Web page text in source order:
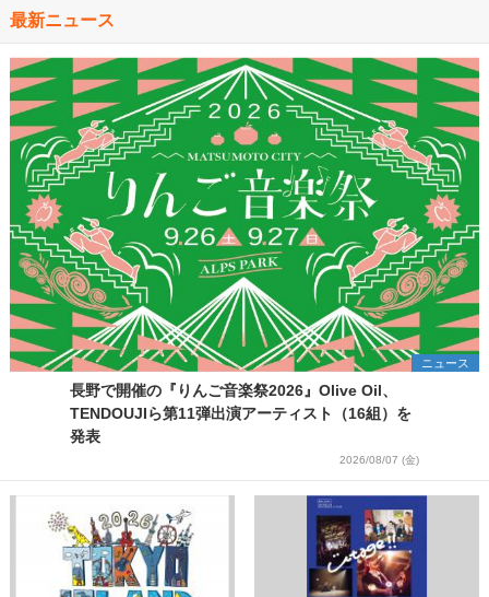
最新ニュース
ニュース
長野で開催の『りんご音楽祭2026』Olive Oil、
TENDOUJIら第11弾出演アーティスト（16組）を
発表
2026/08/07 (金)